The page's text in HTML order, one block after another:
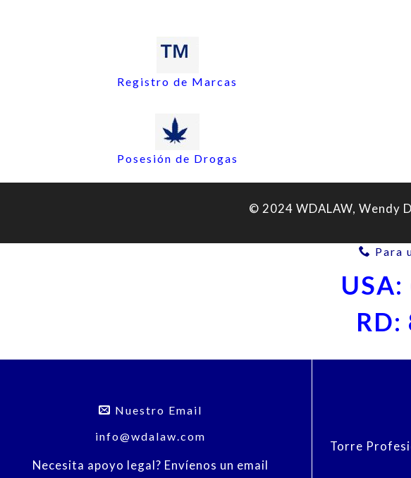
Registro de Marcas
Posesión de Drogas
© 2024 WDALAW, Wendy
Para
Nuestro Email
info@wdalaw.com
Necesita apoyo legal? Envíenos un email
Torre